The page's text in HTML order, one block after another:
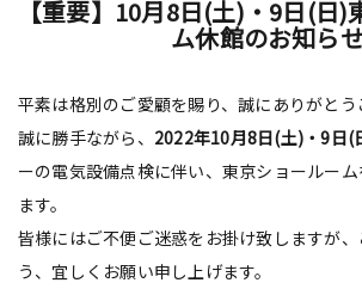
【重要】10月8日(土)・9日(日)
ム休館のお知ら
平素は格別のご愛顧を賜り、誠にありがとう
誠に勝手ながら、 2022年10月8日(土)・9日(
ーの電気設備点検に伴い、東京ショールー
ます。
皆様にはご不便ご迷惑をお掛け致しますが
う、宜しくお願い申し上げます。